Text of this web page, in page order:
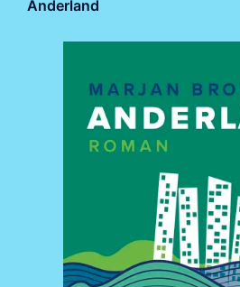
Anderland